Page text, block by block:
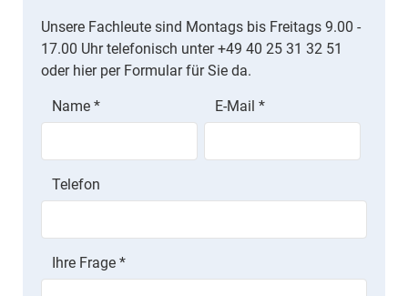
Unsere Fachleute sind Montags bis Freitags 9.00 -
17.00 Uhr telefonisch unter +49 40 25 31 32 51
oder hier per Formular für Sie da.
Name * E-Mail *
Telefon
Ihre Frage *